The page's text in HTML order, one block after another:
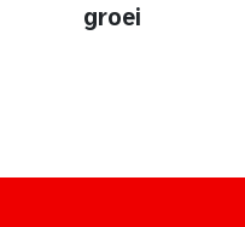
groei